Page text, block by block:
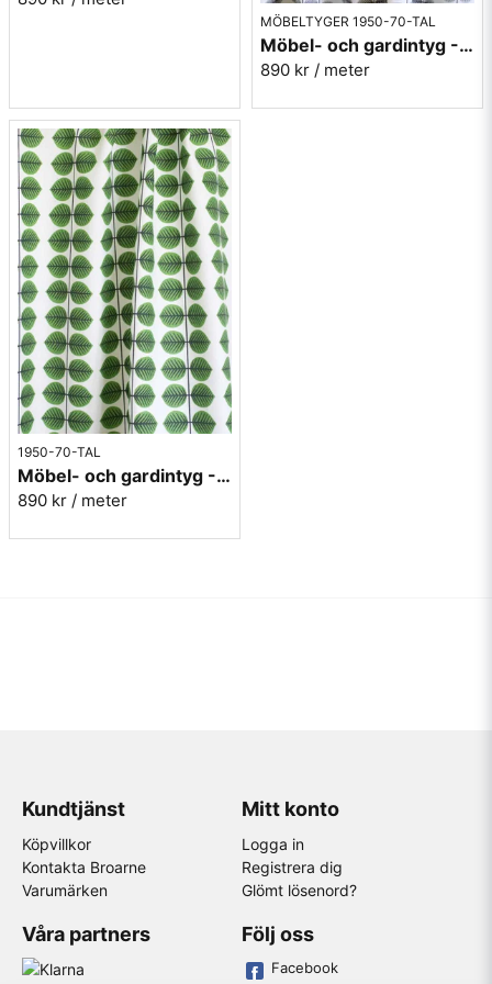
MÖBELTYGER 1950-70-TAL
Möbel- och gardintyg - Berså - Stig Lindberg - grå
890 kr / meter
1950-70-TAL
Möbel- och gardintyg - Berså - Stig Lindberg - grön
890 kr / meter
Kundtjänst
Köpvillkor
Kontakta Broarne
Varumärken
Mitt konto
Logga in
Registrera dig
Glömt lösenord?
Våra partners Följ oss
Facebook